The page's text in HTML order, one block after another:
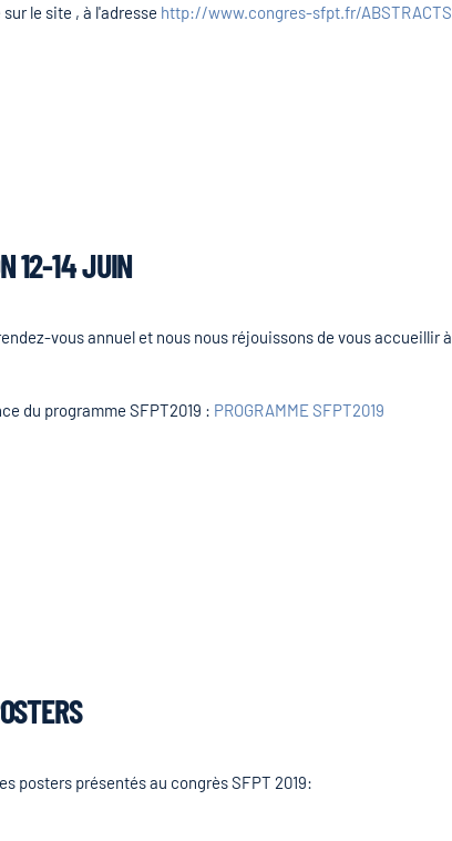
le site , à l'adresse http://www.congres-sfpt.fr/ABSTRACTS
12-14 JUIN
vous annuel et nous nous réjouissons de vous accueillir à
du programme SFPT2019 : PROGRAMME SFPT2019
posters présentés au congrès SFPT 2019: